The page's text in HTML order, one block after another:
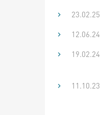
23.02.25
12.06.24
19.02.24
11.10.23